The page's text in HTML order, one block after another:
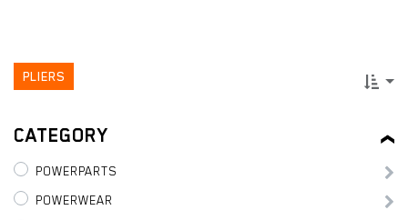
PLIERS
CATEGORY
POWERPARTS
POWERWEAR